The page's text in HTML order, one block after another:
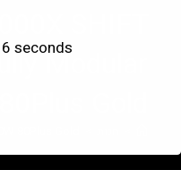
Modular
5 seconds